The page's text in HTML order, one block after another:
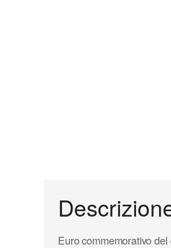
Euro commemorativo